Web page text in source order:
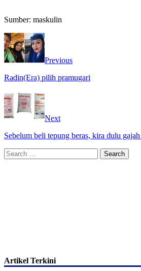
Sumber: maskulin
Previous
Radin(Era) pilih pramugari
Next
Sebelum beli tepung beras, kira dulu
Search
for:
Artikel Terkini